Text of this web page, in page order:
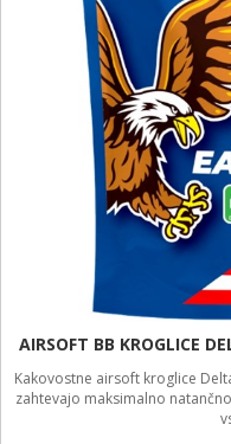
AIRSOFT BB KROGLICE
Kakovostne airsoft kroglice
zahtevajo maksimalno